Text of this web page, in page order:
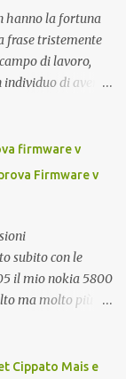
hanno la fortuna
frase tristemente
di lavoro,
individuo di avere
d'aiuto.
Jooble Trovit
OFFERTE DI
firmware v
Firmware v
subito con le
il mio nokia 5800
ma molto più
più contatti
Cippato Mais e